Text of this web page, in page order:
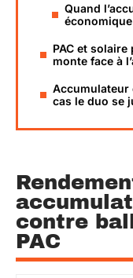
Quand
économique
PAC et
monte face à
Accumulateur
cas le duo se
contre
PAC